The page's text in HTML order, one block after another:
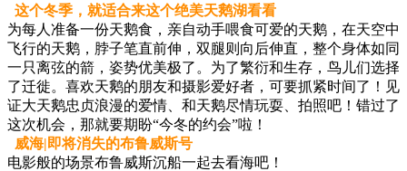
这个冬季，就适合来这个绝美天鹅湖看看
为每人准备一份天鹅食，亲自动手喂食可爱的天鹅，在天空中
飞行的天鹅，脖子笔直前伸，双腿则向后伸直，整个身体如同
一只离弦的箭，姿势优美极了。为了繁衍和生存，鸟儿们选择
了迁徙。喜欢天鹅的朋友和摄影爱好者，可要抓紧时间了！见
证大天鹅忠贞浪漫的爱情、和天鹅尽情玩耍、拍照吧！错过了
这次机会，那就要期盼“今冬的约会”啦！
威海|即将消失的布鲁威斯号
电影般的场景布鲁威斯沉船一起去看海吧！